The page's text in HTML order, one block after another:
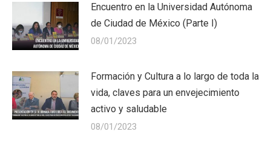
Encuentro en la Universidad Autónoma
de Ciudad de México (Parte I)
08/01/2023
Formación y Cultura a lo largo de toda la
vida, claves para un envejecimiento
activo y saludable
08/01/2023